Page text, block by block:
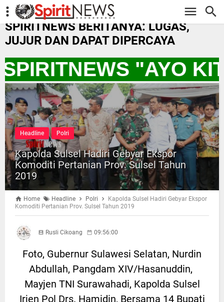
-->
SPIRITNEWS BERITANYA: LUGAS,
JUJUR DAN DAPAT DIPERCAYA
"AYO
Headline Polri
Kapolda Sulsel Hadiri Gebyar Ekspor
Komoditi Pertanian Prov. Sulsel Tahun
2019
Home Headline Polri
Kapolda Sulsel Hadiri Gebyar Ekspor
Komoditi Pertanian Prov. Sulsel Tahun 2019
Rusli Cikoang 09:56:00
Foto, Gubernur Sulawesi Selatan, Nurdin
Abdullah, Pangdam XIV/Hasanuddin,
Mayjen TNI Surawahadi, Kapolda Sulsel
Irjen Pol Drs. Hamidin, Bersama 14 Bupati